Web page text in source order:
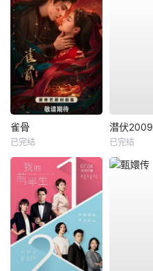
雀骨
已完结
潜伏2009
已完结